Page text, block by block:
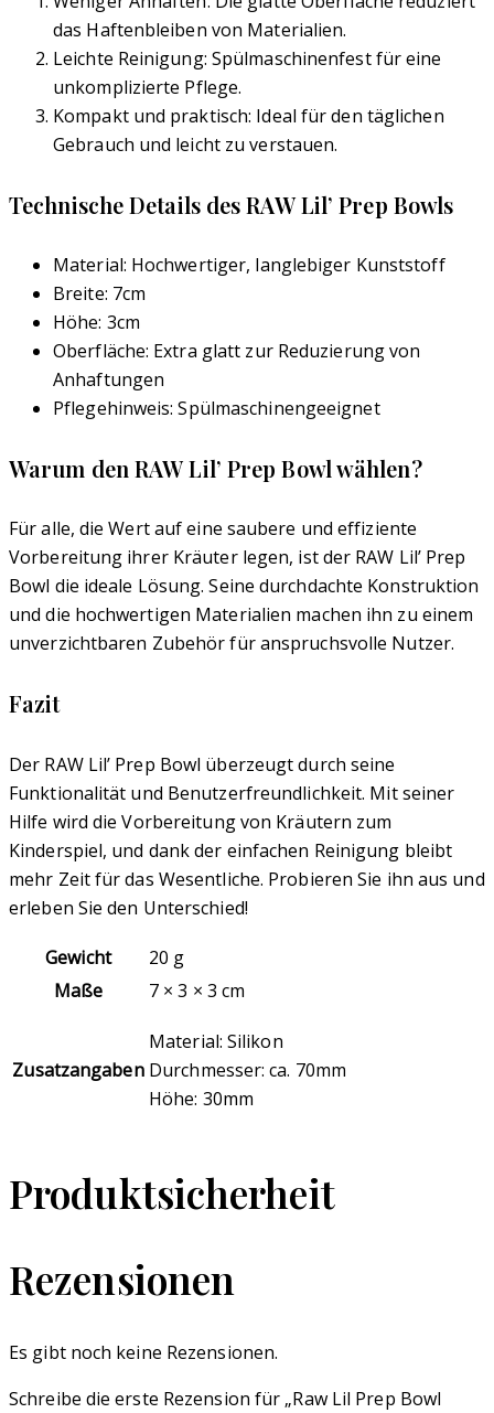
das Haftenbleiben von Materialien.
Leichte Reinigung: Spülmaschinenfest für eine
unkomplizierte Pflege.
Kompakt und praktisch: Ideal für den täglichen
Gebrauch und leicht zu verstauen.
Technische Details des RAW Lil’ Prep Bowls
Material: Hochwertiger, langlebiger Kunststoff
Breite: 7cm
Höhe: 3cm
Oberfläche: Extra glatt zur Reduzierung von
Anhaftungen
Pflegehinweis: Spülmaschinengeeignet
Warum den RAW Lil’ Prep Bowl wählen?
Für alle, die Wert auf eine saubere und effiziente
Vorbereitung ihrer Kräuter legen, ist der RAW Lil’ Prep
Bowl die ideale Lösung. Seine durchdachte Konstruktion
und die hochwertigen Materialien machen ihn zu einem
unverzichtbaren Zubehör für anspruchsvolle Nutzer.
Fazit
Der RAW Lil’ Prep Bowl überzeugt durch seine
Funktionalität und Benutzerfreundlichkeit. Mit seiner
Hilfe wird die Vorbereitung von Kräutern zum
Kinderspiel, und dank der einfachen Reinigung bleibt
mehr Zeit für das Wesentliche. Probieren Sie ihn aus und
erleben Sie den Unterschied!
Gewicht
20 g
Maße
7 × 3 × 3 cm
Zusatzangaben
Material: Silikon
Durchmesser: ca. 70mm
Höhe: 30mm
Produktsicherheit
Rezensionen
Es gibt noch keine Rezensionen.
Schreibe die erste Rezension für „Raw Lil Prep Bowl